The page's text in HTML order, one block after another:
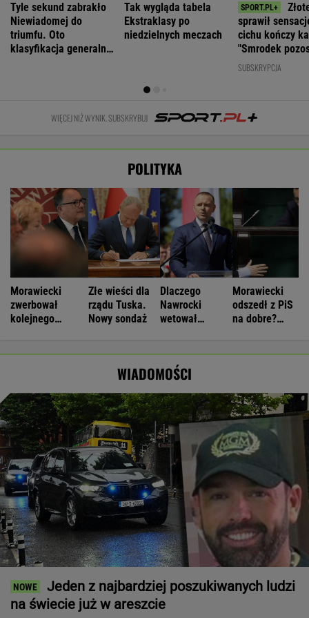
Tyle sekund zabrakło
Niewiadomej do
triumfu. Oto
klasyfikacja generalna
Tak wygląda tabela
Ekstraklasy po
niedzielnych meczach
sprawił
cichu kończy
"Smrodek
SUBSKRYPCJA
WIĘCEJ NIŻ WYNIK. SUBSKRYBUJ
POLITYKA
Morawiecki
zwerbował
kolejnego
Złe wieści dla
rządu Tuska.
Nowy sondaż
Dlaczego
Nawrocki
wetował
Morawiecki
odszedł z PiS
na dobre?
WIADOMOŚCI
Jeden z najbardziej poszukiwanych ludzi
na świecie już w areszcie